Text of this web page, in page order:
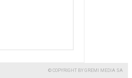
© COPYRIGHT BY GREMI MEDIA SA